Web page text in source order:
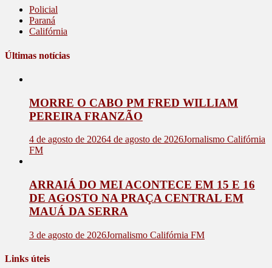
Policial
Paraná
Califórnia
Últimas notícias
MORRE O CABO PM FRED WILLIAM
PEREIRA FRANZÃO
4 de agosto de 20264 de agosto de 2026Jornalismo Califórnia
FM
ARRAIÁ DO MEI ACONTECE EM 15 E 16
DE AGOSTO NA PRAÇA CENTRAL EM
MAUÁ DA SERRA
3 de agosto de 2026Jornalismo Califórnia FM
Links úteis